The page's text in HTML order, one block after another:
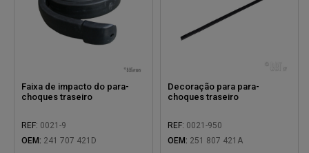
Faixa de impacto do para-
choques traseiro
REF: 0021-9
OEM: 241 707 421D
Decoração para para-
choques traseiro
REF: 0021-950
OEM: 251 807 421A